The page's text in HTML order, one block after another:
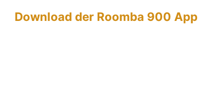
Download der Roomba 900 App